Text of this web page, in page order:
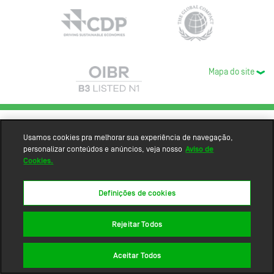
Mapa do site
Usamos cookies pra melhorar sua experiência de navegação,
personalizar conteúdos e anúncios, veja nosso Aviso de
Cookies.
Definições de cookies
Rejeitar Todos
Aceitar Todos